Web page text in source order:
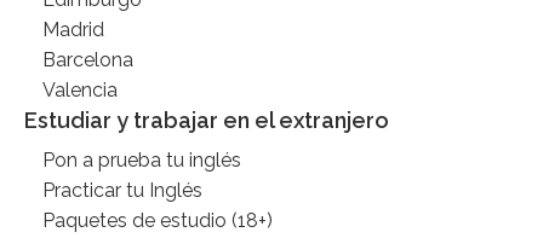
Madrid
Barcelona
Valencia
Estudiar y trabajar en el extranjero
Pon a prueba tu inglés
Practicar tu Inglés
Paquetes de estudio (18+)